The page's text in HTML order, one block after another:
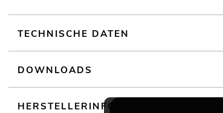
Für Anwendungsgebiete wie zum Beispiel: Konzerte/
TECHNISCHE DATEN
DOWNLOADS
HERSTELLERINFO